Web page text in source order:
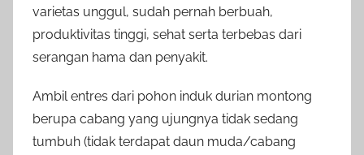
varietas unggul, sudah pernah berbuah,
produktivitas tinggi, sehat serta terbebas dari
serangan hama dan penyakit.
Ambil entres dari pohon induk durian montong
berupa cabang yang ujungnya tidak sedang
tumbuh (tidak terdapat daun muda/cabang